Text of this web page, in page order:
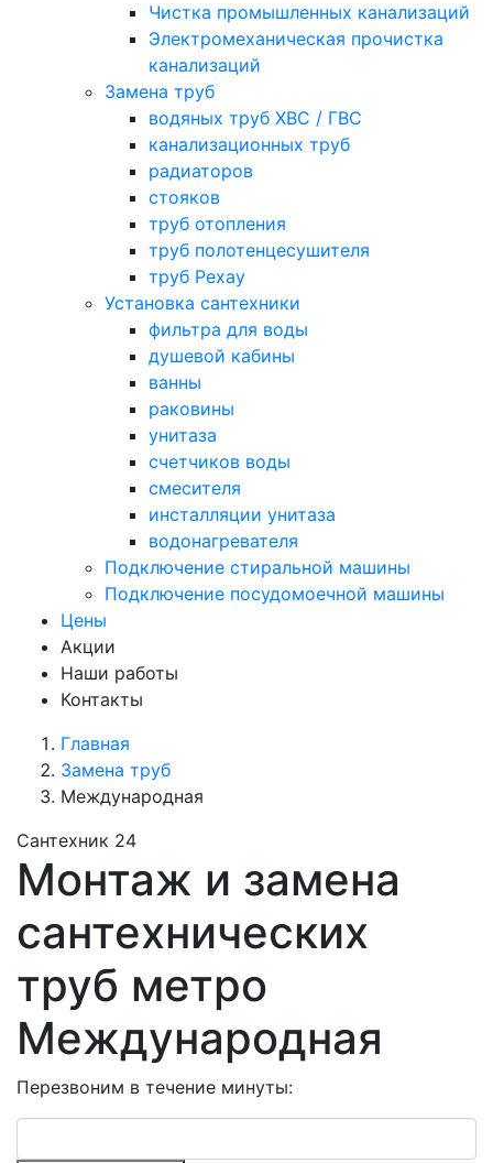
Чистка промышленных канализаций
Электромеханическая прочистка
канализаций
Замена труб
водяных труб ХВС / ГВС
канализационных труб
радиаторов
стояков
труб отопления
труб полотенцесушителя
труб Рехау
Установка сантехники
фильтра для воды
душевой кабины
ванны
раковины
унитаза
счетчиков воды
смесителя
инсталляции унитаза
водонагревателя
Подключение стиральной машины
Подключение посудомоечной машины
Цены
Акции
Наши работы
Контакты
Главная
Замена труб
Международная
Сантехник 24
Монтаж и замена
сантехнических
труб метро
Международная
Перезвоним в течение минуты: